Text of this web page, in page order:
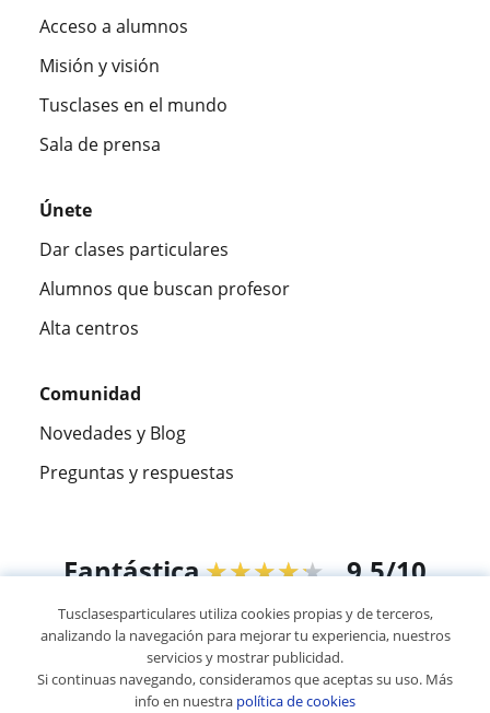
Acceso a alumnos
Misión y visión
Tusclases en el mundo
Sala de prensa
Únete
Dar clases particulares
Alumnos que buscan profesor
Alta centros
Comunidad
Novedades y Blog
Preguntas y respuestas
Fantástica★★★★★ 9,5/10
305915opiniones de alumnos
© 2007 - 2026 Tus clases particulares
Tusclasesparticulares utiliza cookies propias y de terceros,
analizando la navegación para mejorar tu experiencia, nuestros
servicios y mostrar publicidad.
Si continuas navegando, consideramos que aceptas su uso. Más
info en nuestra política de cookies